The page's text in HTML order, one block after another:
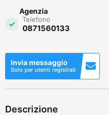
Agenzia
Telefono
0871560133
Invia messaggio
Solo per utenti registrati
Descrizione